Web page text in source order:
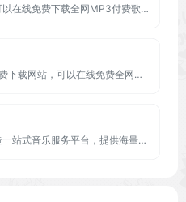
音乐榜 - 在线音乐搜索，可以在线免费下载全网MP3付费歌曲、流行音乐、经典老歌等。曲库完整，更新迅速，试听流畅，支持高品质|无损音质
力音无损音乐-mp3歌曲免费下载网站，可以在线免费全网音乐免费下载,无损音乐下载。包含抖音歌曲、欧美歌曲、港台歌曲、车载DJ音乐、经典老歌等。曲库完整，每日更新，是一个音乐爱好者的资源分享的歌曲下载网站。
音微网，致力于为用户打造一站式音乐服务平台，提供海量最新音乐,高品质音乐,无损音乐、MV、铃声等资源，涵盖最新流行、经典老歌、影视原声、独立音乐等多种风格，满足你多样化的音乐需求。